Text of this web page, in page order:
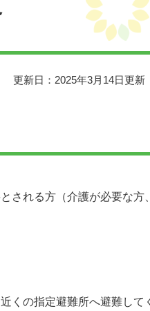
更新日：2025年3月14日更新
される方（介護が必要な方
くの指定避難所へ避難して